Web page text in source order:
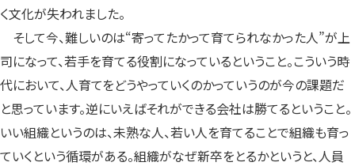
く文化が失われました。
そして今、難しいのは“寄ってたかって育てられなかった人”が上
司になって、若手を育てる役割になっているということ。こういう時
代において、人育てをどうやっていくのかっていうのが今の課題だ
と思っています。逆にいえばそれができる会社は勝てるということ。
いい組織というのは、未熟な人、若い人を育てることで組織も育っ
ていくという循環がある。組織がなぜ新卒をとるかというと、人員